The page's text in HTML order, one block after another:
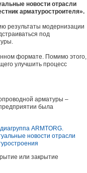
новости отрасли
арматуростроителя».
результаты модернизации
под
формате. Помимо этого,
улучшить процесс
арматуры –
была
или закрытие